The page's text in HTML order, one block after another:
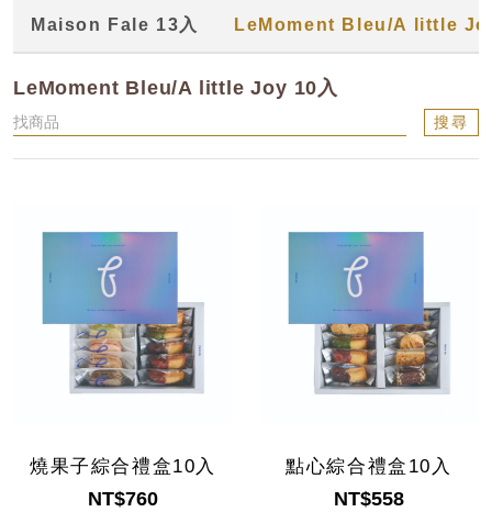
Maison Fale 13入 LeMoment Bleu/A little
LeMoment Bleu/A little Joy 10入
搜尋
燒果子綜合禮盒10入
NT$760
點心綜合禮盒10入
NT$558